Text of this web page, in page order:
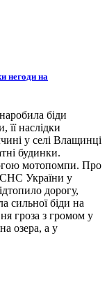
негоди на
біди
її наслідки
у селі Влащинці
будинки.
мотопомпи. Про
України у
дорогу,
сильної біди на
гроза з громом у
озера, а у